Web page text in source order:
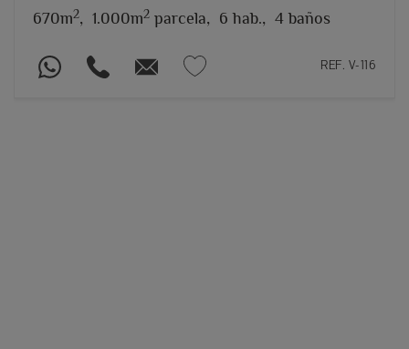
670m2, 1.000m2 parcela, 6 hab., 4 baños
REF. V-116